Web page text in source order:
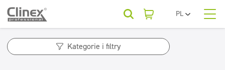
PL
EN
Kategorie produktów
Horeca Kategorie i filtry